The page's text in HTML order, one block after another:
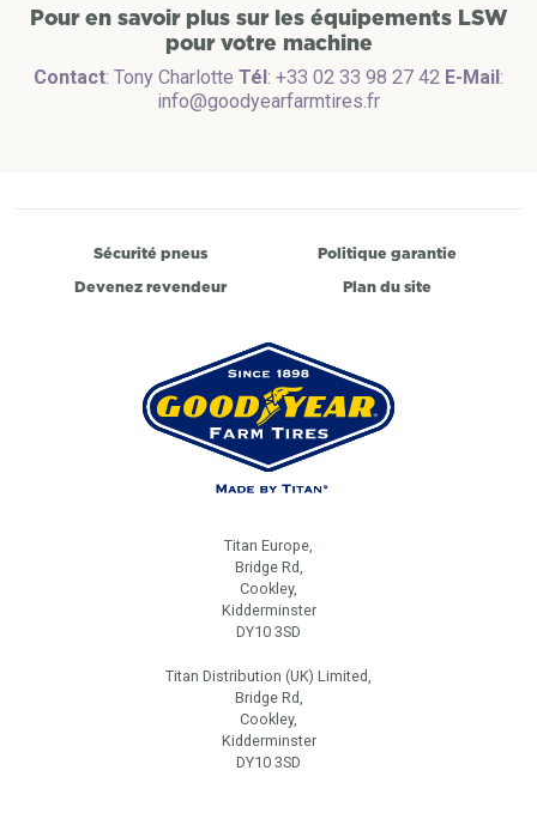
Pour en savoir plus sur les équipements LSW
pour votre machine
Contact: Tony Charlotte Tél: +33 02 33 98 27 42 E-Mail:
info@goodyearfarmtires.fr
Sécurité pneus
Politique garantie
Devenez revendeur
Plan du site
Titan Europe,
Bridge Rd,
Cookley,
Kidderminster
DY10 3SD
Titan Distribution (UK) Limited,
Bridge Rd,
Cookley,
Kidderminster
DY10 3SD